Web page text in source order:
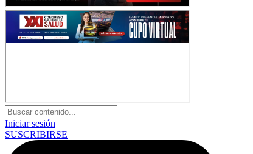
Iniciar sesión
SUSCRIBIRSE